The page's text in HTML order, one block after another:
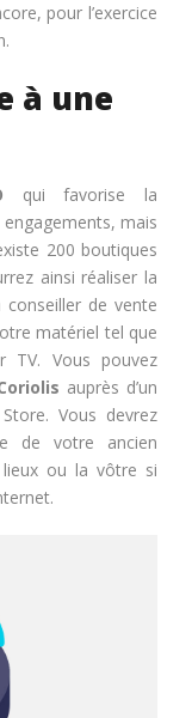
pour l’exercice
à une
qui favorise la
mais
200 boutiques
ainsi réaliser la
conseiller de vente
matériel tel que
TV. Vous pouvez
auprès d’un
Vous devrez
de votre ancien
lieux ou la vôtre si